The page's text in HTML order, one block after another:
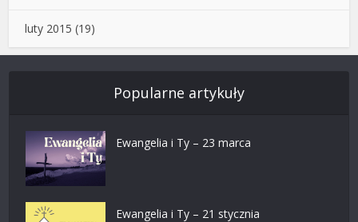
luty 2015 (19)
Popularne artykuły
Ewangelia i Ty – 23 marca
Ewangelia i Ty – 21 stycznia